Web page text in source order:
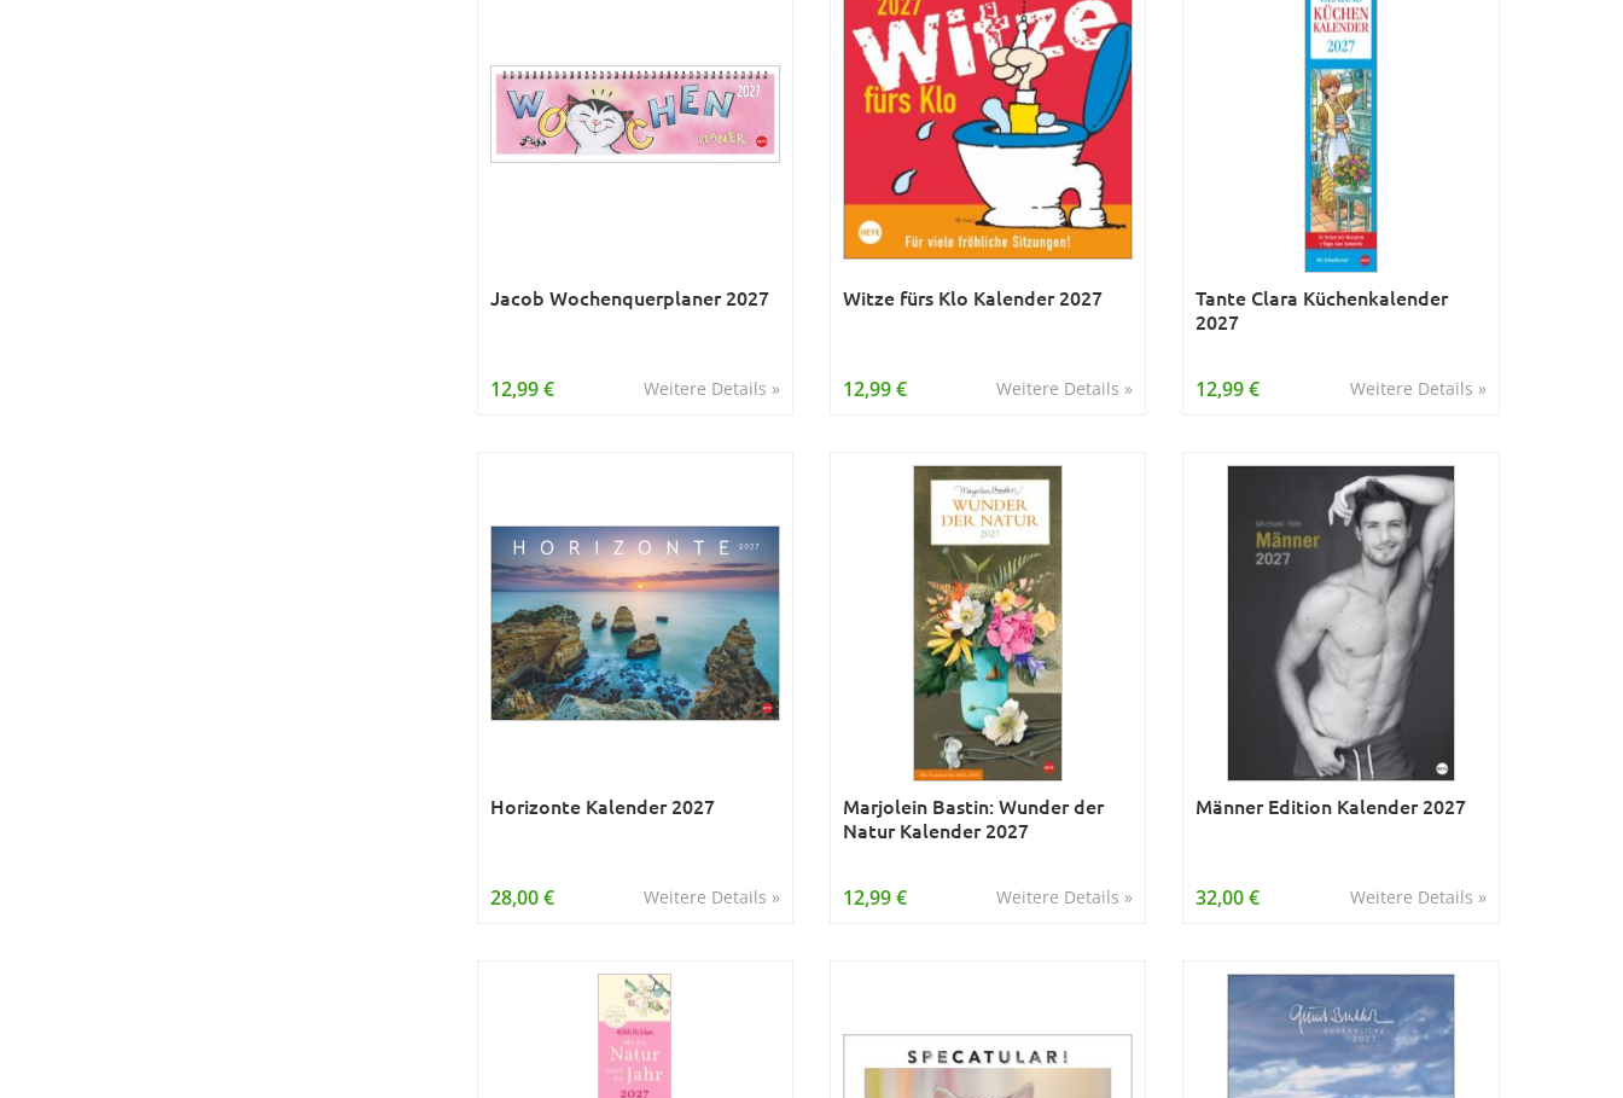
Jacob Wochenquerplaner 2027
Weitere Details »
12,99 €
Witze fürs Klo Kalender 2027
Weitere Details »
12,99 €
Tante Clara Küchenkalender
2027
Weitere Details »
12,99 €
Horizonte Kalender 2027
Weitere Details »
28,00 €
Marjolein Bastin: Wunder der
Natur Kalender 2027
Weitere Details »
12,99 €
Männer Edition Kalender 2027
Weitere Details »
32,00 €